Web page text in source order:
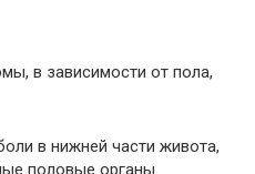
в зависимости от пола,
в нижней части живота,